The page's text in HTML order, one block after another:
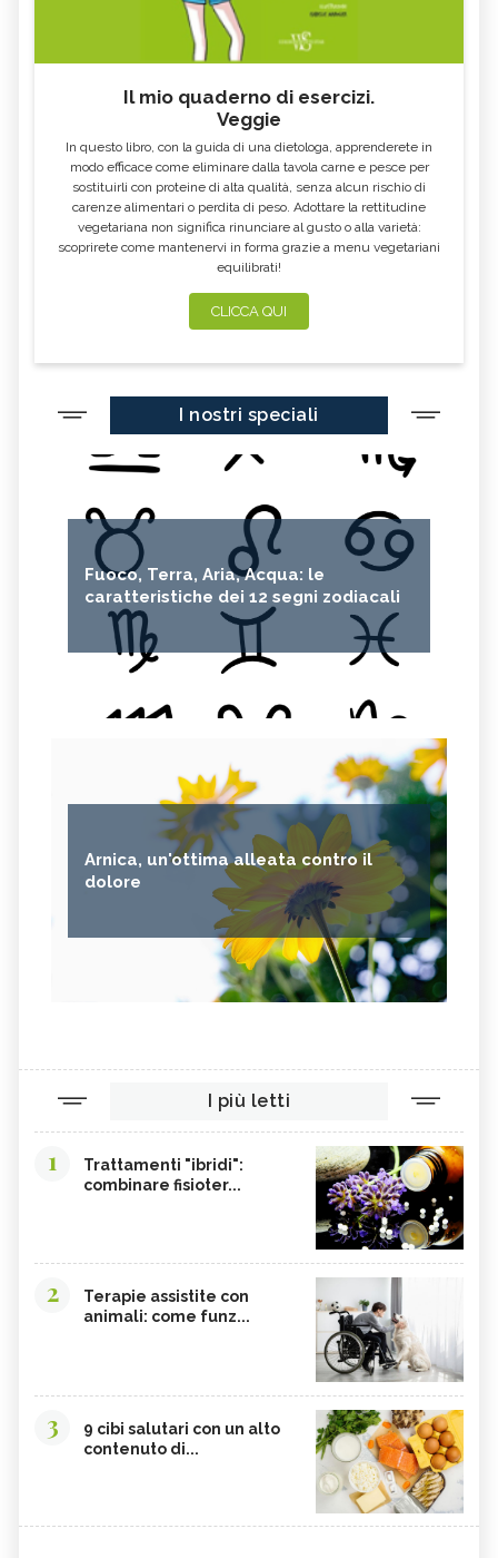
Il mio quaderno di esercizi.
Veggie
In questo libro, con la guida di una dietologa, apprenderete in
modo efficace come eliminare dalla tavola carne e pesce per
sostituirli con proteine di alta qualità, senza alcun rischio di
carenze alimentari o perdita di peso. Adottare la rettitudine
vegetariana non significa rinunciare al gusto o alla varietà:
scoprirete come mantenervi in forma grazie a menu vegetariani
equilibrati!
CLICCA QUI
I nostri speciali
Fuoco, Terra, Aria, Acqua: le
caratteristiche dei 12 segni zodiacali
Arnica, un'ottima alleata contro il
dolore
I più letti
1
Trattamenti "ibridi":
combinare fisioter...
2
Terapie assistite con
animali: come funz...
3
9 cibi salutari con un alto
contenuto di...